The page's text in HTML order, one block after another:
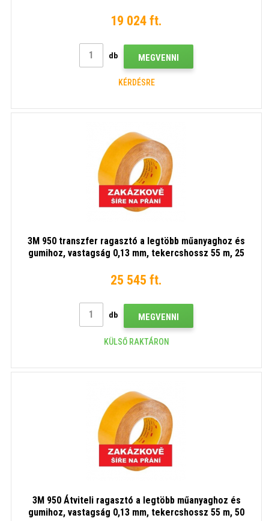
19 024 ft.
db MEGVENNI
KÉRDÉSRE
3M 950 transzfer ragasztó a legtöbb műanyaghoz és
gumihoz, vastagság 0,13 mm, tekercshossz 55 m, 25
25 545 ft.
db MEGVENNI
KÜLSŐ RAKTÁRON
3M 950 Átviteli ragasztó a legtöbb műanyaghoz és
gumihoz, vastagság 0,13 mm, tekercshossz 55 m, 50